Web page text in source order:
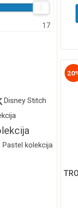
17
Disney Stitch
Pastel kolekcija